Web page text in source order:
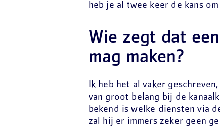
heb je al twee keer de kans
Wie zegt dat
mag maken?
Ik heb het al vaker
van groot belang bij de
bekend is welke diensten via
zal hij er immers zeker geen